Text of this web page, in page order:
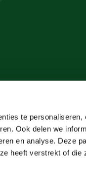
te
Ook delen we
en analyse. Deze
heeft verstrekt of die